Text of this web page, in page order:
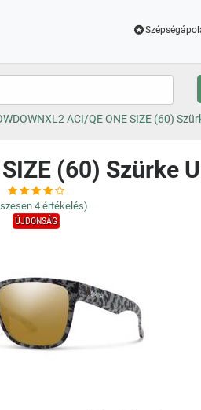
ACI/QE ONE SIZE (60)
(60) Szürke
4 értékelés)
ÚJDONSÁG